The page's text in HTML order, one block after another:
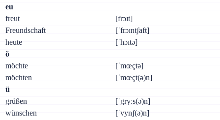
eu
freut
[frɔɪt]
Freundschaft
[ˈfrɔɪntʃaft]
heute
[ˈhɔɪtə]
ö
möchte
[ˈmœçtə]
möchten
[ˈmœçt(ə)n]
ü
grüßen
[ˈgryːs(ə)n]
wünschen
[ˈvynʃ(ə)n]